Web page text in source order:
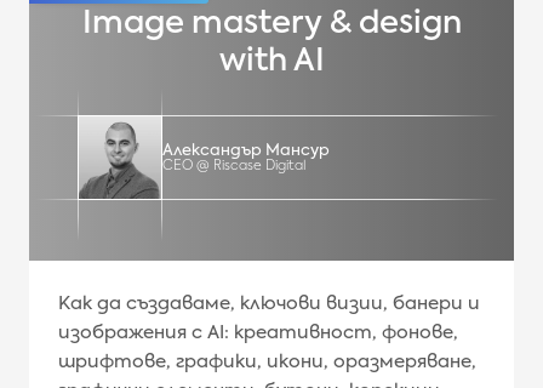
Image mastery & design
with AI
Александър Мансур
CEO @ Riscase Digital
Как да създаваме, ключови визии, банери и
изображения с AI: креативност, фонове,
шрифтове, графики, икони, оразмеряване,